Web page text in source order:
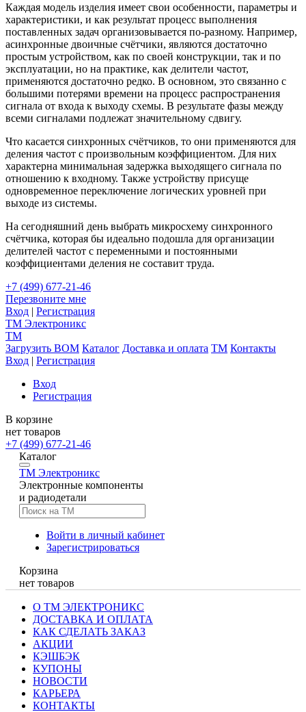
Каждая модель изделия имеет свои особенности, параметры и
характеристики, и как результат процесс выполнения
поставленных задач организовывается по-разному. Например,
асинхронные двоичные счётчики, являются достаточно
простым устройством, как по своей конструкции, так и по
эксплуатации, но на практике, как делители частот,
применяются достаточно редко. В основном, это связанно с
большими потерями времени на процесс распространения
сигнала от входа к выходу схемы. В результате фазы между
всеми сигналами подлежат значительному сдвигу.
Что касается синхронных счётчиков, то они применяются для
деления частот с произвольным коэффициентом. Для них
характерна минимальная задержка выходящего сигнала по
отношению к входному. Также устройству присуще
одновременное переключение логических уровней при
выходе из системы.
На сегодняшний день выбрать микросхему синхронного
счётчика, которая бы идеально подошла для организации
делителей частот с переменными и постоянными
коэффициентами деления не составит труда.
+7 (499) 677-21-46
Перезвоните мне
Вход | Регистрация
TM Электроникс
TM
Загрузить BOM Каталог Доставка и оплата TM Контакты
Вход | Регистрация
Вход
Регистрация
В корзине
нет товаров
+7 (499) 677-21-46
Каталог
TM Электроникс
Электронные компоненты
и радиодетали
Войти в личный кабинет
Зарегистрироваться
Корзина
нет товаров
О ТМ ЭЛЕКТРОНИКС
ДОСТАВКА И ОПЛАТА
КАК СДЕЛАТЬ ЗАКАЗ
АКЦИИ
КЭШБЭК
КУПОНЫ
НОВОСТИ
КАРЬЕРА
КОНТАКТЫ